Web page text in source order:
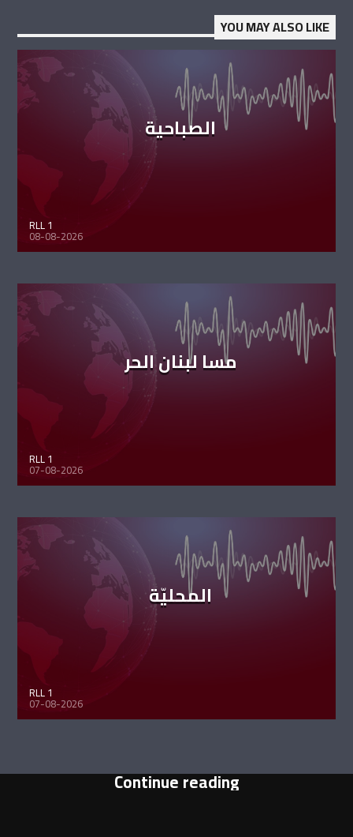
YOU MAY ALSO LIKE
الصباحية
RLL 1
08-08-2026
مسا لبنان الحر
RLL 1
07-08-2026
المحليّة
RLL 1
07-08-2026
Continue reading